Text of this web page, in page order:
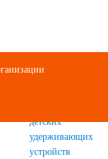
автомобиле,
детских
удерживающих
устройств